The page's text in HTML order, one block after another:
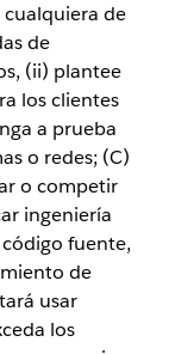
de
de
(ii) plantee
los clientes
a prueba
o redes; (C)
o competir
ingeniería
fuente,
de
usar
los